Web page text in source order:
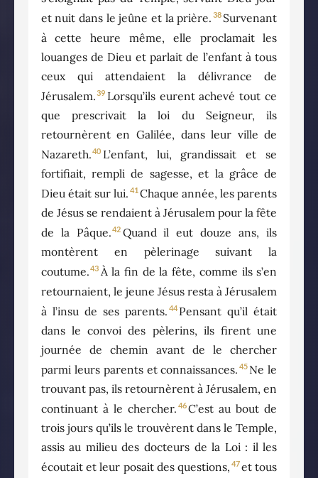
et nuit dans le jeûne et la prière. 38 Survenant
à cette heure même, elle proclamait les
louanges de Dieu et parlait de l’enfant à tous
ceux qui attendaient la délivrance de
Jérusalem. 39 Lorsqu’ils eurent achevé tout ce
que prescrivait la loi du Seigneur, ils
retournèrent en Galilée, dans leur ville de
Nazareth.40 L’enfant, lui, grandissait et se
fortifiait, rempli de sagesse, et la grâce de
Dieu était sur lui. 41 Chaque année, les parents
de Jésus se rendaient à Jérusalem pour la fête
de la Pâque.42 Quand il eut douze ans, ils
montèrent en pèlerinage suivant la
coutume.43 À la fin de la fête, comme ils s’en
retournaient, le jeune Jésus resta à Jérusalem
à l’insu de ses parents. 44 Pensant qu’il était
dans le convoi des pèlerins, ils firent une
journée de chemin avant de le chercher
parmi leurs parents et connaissances. 45 Ne le
trouvant pas, ils retournèrent à Jérusalem, en
continuant à le chercher. 46C’est au bout de
trois jours qu’ils le trouvèrent dans le Temple,
assis au milieu des docteurs de la Loi : il les
écoutait et leur posait des questions, 47et tous